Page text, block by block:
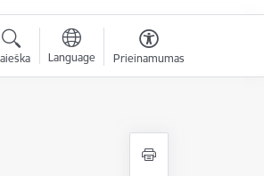
Language Prieinamumas